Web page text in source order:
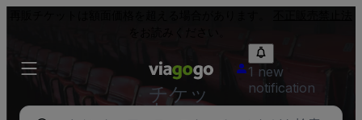
チケッ
ト - コ
1 new
notification